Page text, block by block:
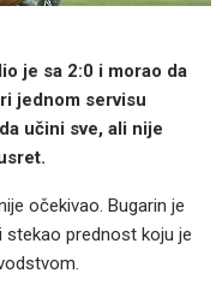
je sa 2:0 i morao da
jednom servisu
učini sve, ali nije
očekivao. Bugarin je
stekao prednost koju je